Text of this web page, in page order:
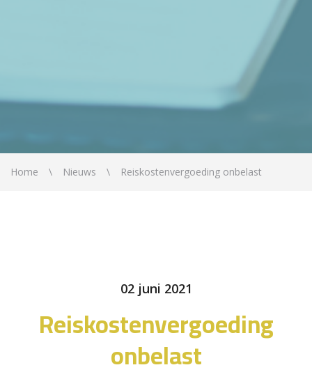
Home Nieuws Reiskostenvergoeding onbelast
02 juni 2021
Reiskostenvergoeding
onbelast